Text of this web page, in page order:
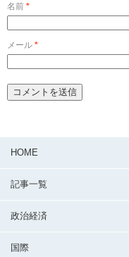
名前 *
メール *
HOME
記事一覧
政治経済
国際